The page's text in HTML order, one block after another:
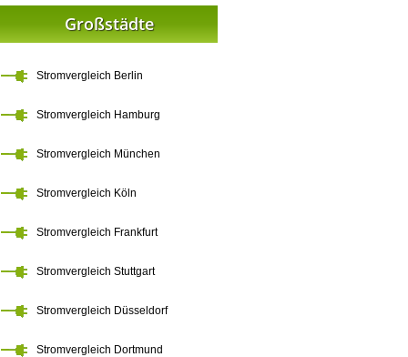
Großstädte
Stromvergleich Berlin
Stromvergleich Hamburg
Stromvergleich München
Stromvergleich Köln
Stromvergleich Frankfurt
Stromvergleich Stuttgart
Stromvergleich Düsseldorf
Stromvergleich Dortmund